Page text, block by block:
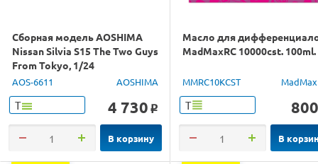
Сборная модель AOSHIMA
Nissan Silvia S15 The Two Guys
From Tokyo, 1/24
AOS-6611 AOSHIMA
Т 4 730 o
В корзину
Масло для
MadMaxRC 10000cst. 100ml.
MMRC10KCST
Т 800
В